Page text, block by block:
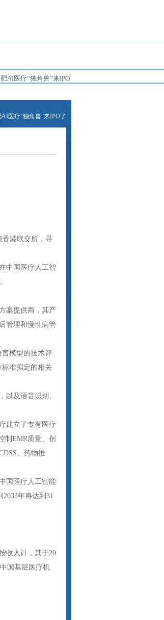
“独角兽”来IPO了...
医疗“独角兽”来IPO了
香港联交所，寻
中国医疗人工智
案提供商，其产
管理和慢性病管
模型的技术评
准拟定的相关
以及语音识别、
建立了专有医疗
制EMR质量、创
、药物推
国医疗人工智能
年将达到31
收入计，其于20
国基层医疗机